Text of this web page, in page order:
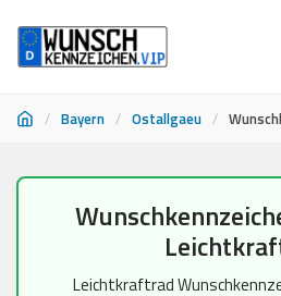
/ Bayern / Ostallgaeu /
Leichtkraftrad